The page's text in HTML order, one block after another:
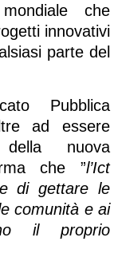
che
innovativi
parte del
Pubblica
ad essere
nuova
che ”l’Ict
di gettare le
comunità e ai
il proprio